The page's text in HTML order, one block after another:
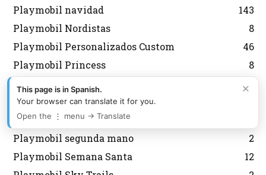
Playmobil navidad
143
Playmobil Nordistas
8
Playmobil Personalizados Custom
46
Playmobil Princess
8
132
Playmobil regreso al futuro
Playmobil Scooby Doo
Playmobil segunda mano
2
Playmobil Semana Santa
12
×
This page is in Spanish.
Your browser can translate it for you.
Open the ⋮ menu → Translate